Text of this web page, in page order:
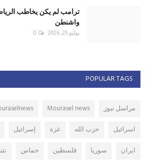
ترامب لم يكن يخاطب
واشنطن
يوليو 25, 2026
POPULAR TAGS
مراسل نيوز
اسرائيل
حزب الله غزة إسرائيل
ايران
سوريا فلسطين حماس